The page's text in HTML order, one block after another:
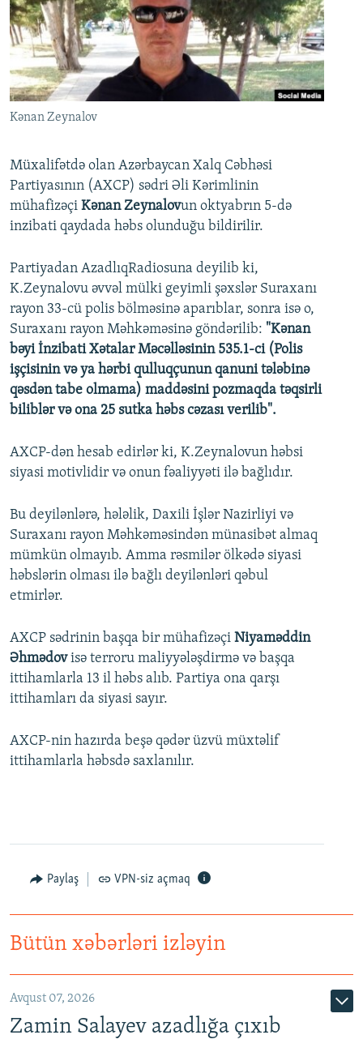
İNFOQRAFIKA
KARIKATURA
AZƏRBAYCAN ƏDƏBIYYATI KITABXANASI
İSLAM VƏ DEMOKRATIYA
İZ - MƏDƏNIYYƏT PROQRAMI
MISSIYAMIZ
PEŞƏ ETIKASI VƏ JURNALISTIKA STANDARTLARIMIZ
MATERIALLARIMIZDAN ISTIFADƏ
AZADLIQRADIOSU MOBIL TELEFONUNUZDA
XƏBƏR BÜLLETENLƏRIMIZ
BIZI IZLƏ
RFE/RL-in bütün saytları
Kənan Zeynalov
Müxalifətdə olan Azərbaycan Xalq Cəbhəsi
Partiyasının (AXCP) sədri Əli Kərimlinin
mühafizəçi Kənan Zeynalovun oktyabrın 5-də
inzibati qaydada həbs olunduğu bildirilir.
Partiyadan AzadlıqRadiosuna deyilib ki,
K.Zeynalovu əvvəl mülki geyimli şəxslər Suraxanı
rayon 33-cü polis bölməsinə aparıblar, sonra isə o,
Suraxanı rayon Məhkəməsinə göndərilib: "Kənan
bəyi İnzibati Xətalar Məcəlləsinin 535.1-ci (Polis
işçisinin və ya hərbi qulluqçunun qanuni tələbinə
qəsdən tabe olmama) maddəsini pozmaqda təqsirli
biliblər və ona 25 sutka həbs cəzası verilib".
AXCP-dən hesab edirlər ki, K.Zeynalovun həbsi
siyasi motivlidir və onun fəaliyyəti ilə bağlıdır.
Bu deyilənlərə, hələlik, Daxili İşlər Nazirliyi və
Suraxanı rayon Məhkəməsindən münasibət almaq
mümkün olmayıb. Amma rəsmilər ölkədə siyasi
həbslərin olması ilə bağlı deyilənləri qəbul
etmirlər.
AXCP sədrinin başqa bir mühafizəçi Niyaməddin
Əhmədovisə terroru maliyyələşdirmə və başqa
ittihamlarla 13 il həbs alıb. Partiya ona qarşı
ittihamları da siyasi sayır.
AXCP-nin hazırda beşə qədər üzvü müxtəlif
ittihamlarla həbsdə saxlanılır.
Paylaş VPN-siz açmaq
Bütün xəbərləri izləyin
Avqust 07, 2026
Zamin Salayev azadlığa çıxıb